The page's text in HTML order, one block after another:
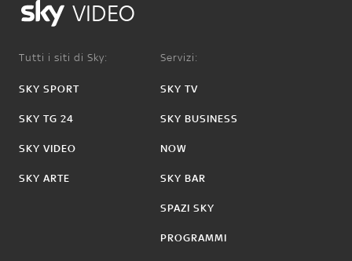
VIDEO
Tutti i siti di Sky:
SKY SPORT
SKY TG 24
SKY VIDEO
SKY ARTE
Servizi:
SKY TV
SKY BUSINESS
NOW
SKY BAR
SPAZI SKY
PROGRAMMI